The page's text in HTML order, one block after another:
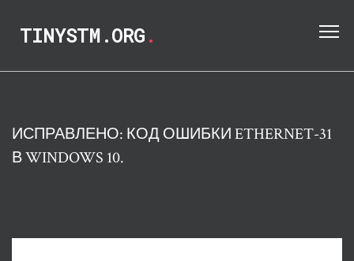
TINYSTM.ORG.
ИСПРАВЛЕНО: КОД ОШИБКИ ETHERNET-31
В WINDOWS 10.